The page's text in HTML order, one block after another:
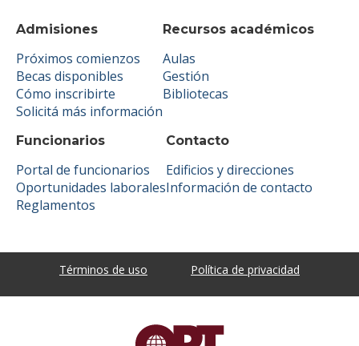
Admisiones
Próximos comienzos
Becas disponibles
Cómo inscribirte
Solicitá más información
Recursos académicos
Aulas
Gestión
Bibliotecas
Funcionarios
Portal de funcionarios
Oportunidades laborales
Reglamentos
Contacto
Edificios y direcciones
Información de contacto
Términos de uso Política de privacidad